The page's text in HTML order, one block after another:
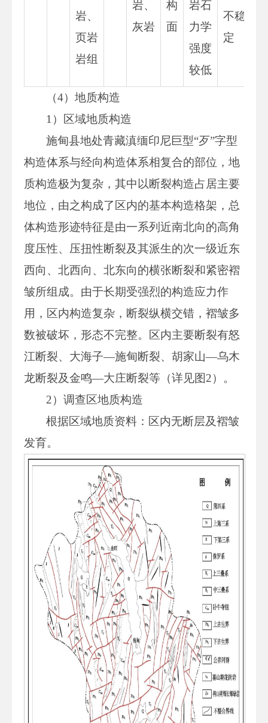
岩、
页岩
岩组
岩、
灰岩
构
面
岩石
力学
强度
较低
不稳
定
（4）地质构造
1）区域地质构造
施甸县地处青藏滇缅印尼巨型“歹”字型
构造体系与经向构造体系相复合的部位，地
质构造极为复杂，其中以断裂构造占居主要
地位，由之构成了区内的基本构造格架，总
体构造形迹特征是由一系列近南北向的高角
度压性、压扭性断裂及其派生的次一级近东
西向、北西向、北东向的横张断裂和紧密褶
皱所组成。由于长期受强烈的构造应力作
用，区内构造复杂，断裂纵横交错，褶皱多
数被破坏，形态不完整。区内主要断裂有怒
江断裂、大海子—施甸断裂、胡家山—乌木
龙断裂及金鸣—大庄断裂等（详见图2）。
2）调查区地质构造
根据区域地质资料：区内无断层及褶皱
发育。